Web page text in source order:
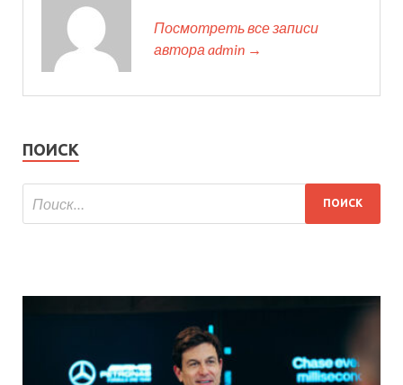
Посмотреть все записи
автора admin →
ПОИСК